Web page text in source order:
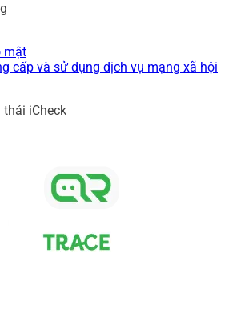
mật
cấp và sử dụng dịch vụ mạng xã hội
thái iCheck